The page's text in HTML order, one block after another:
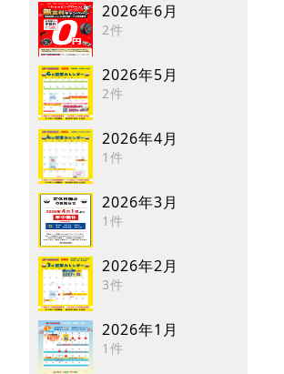
2026年6月
2件
2026年5月
2件
2026年4月
1件
2026年3月
1件
2026年2月
3件
2026年1月
1件